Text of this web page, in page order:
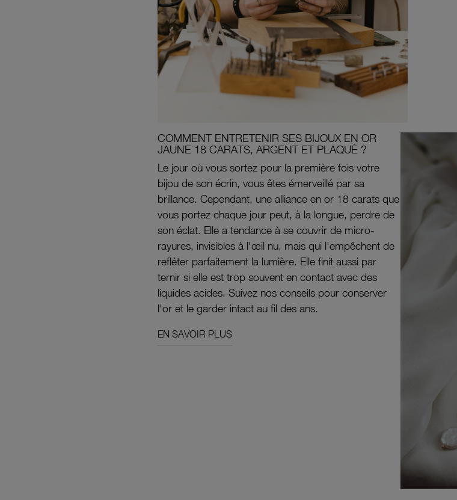
COMMENT ENTRETENIR SES BIJOUX EN OR
JAUNE 18 CARATS, ARGENT ET PLAQUÉ ?
Le jour où vous sortez pour la première fois votre
bijou de son écrin, vous êtes émerveillé par sa
brillance. Cependant, une alliance en or 18 carats que
vous portez chaque jour peut, à la longue, perdre de
son éclat. Elle a tendance à se couvrir de micro-
rayures, invisibles à l'œil nu, mais qui l'empêchent de
refléter parfaitement la lumière. Elle finit aussi par
ternir si elle est trop souvent en contact avec des
liquides acides. Suivez nos conseils pour conserver
l'or et le garder intact au fil des ans.
EN SAVOIR PLUS